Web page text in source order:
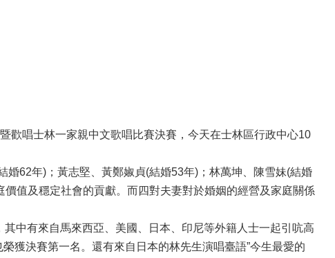
歡唱士林一家親中文歌唱比賽決賽，今天在士林區行政中心10
62年)；黃志堅、黃鄭婌貞(結婚53年)；林萬坤、陳雪妹(結婚
值及穩定社會的貢獻。而四對夫妻對於婚姻的經營及家庭關係
中有來自馬來西亞、美國、日本、印尼等外籍人士一起引吭高
獲決賽第一名。還有來自日本的林先生演唱臺語”今生最愛的